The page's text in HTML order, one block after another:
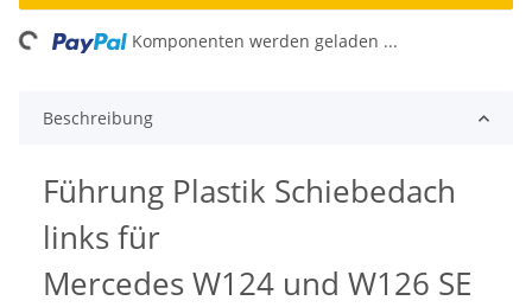
Komponenten werden geladen ...
Beschreibung
Führung Plastik Schiebedach
links für
Mercedes W124 und W126 SE